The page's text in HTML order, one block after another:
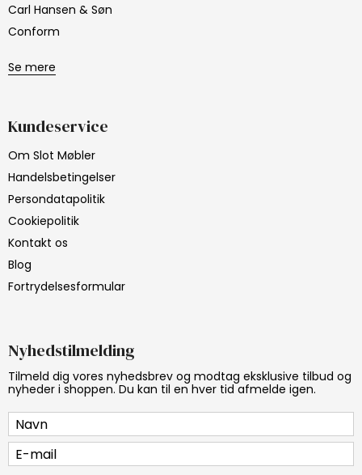
Carl Hansen & Søn
Conform
Se mere
Kundeservice
Om Slot Møbler
Handelsbetingelser
Persondatapolitik
Cookiepolitik
Kontakt os
Blog
Fortrydelsesformular
Nyhedstilmelding
Tilmeld dig vores nyhedsbrev og modtag eksklusive tilbud og
nyheder i shoppen. Du kan til en hver tid afmelde igen.